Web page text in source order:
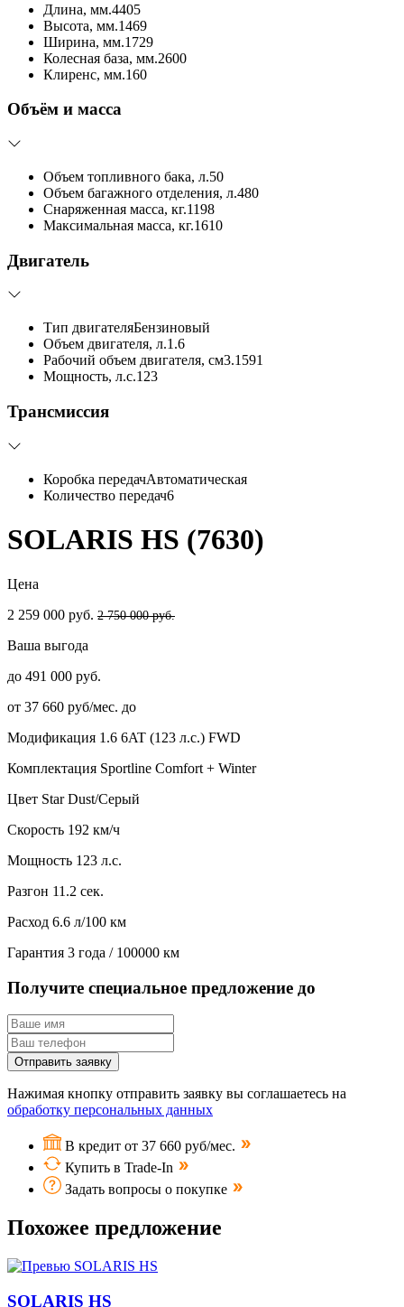
Длина, мм.4405
Высота, мм.1469
Ширина, мм.1729
Колесная база, мм.2600
Клиренс, мм.160
Объём и масса
Объем топливного бака, л.50
Объем багажного отделения, л.480
Снаряженная масса, кг.1198
Максимальная масса, кг.1610
Двигатель
Тип двигателяБензиновый
Объем двигателя, л.1.6
Рабочий объем двигателя, см3.1591
Мощность, л.с.123
Трансмиссия
Коробка передачАвтоматическая
Количество передач6
SOLARIS HS (7630)
Цена
2 259 000 руб. 2 750 000 руб.
Ваша выгода
до 491 000 руб.
от 37 660 руб/мес. до
Модификация 1.6 6AT (123 л.с.) FWD
Комплектация Sportline Comfort + Winter
Цвет Star Dust/Серый
Скорость 192 км/ч
Мощность 123 л.с.
Разгон 11.2 сек.
Расход 6.6 л/100 км
Гарантия 3 года / 100000 км
Получите специальное предложение до
Отправить заявку
Нажимая кнопку отправить заявку вы соглашаетесь на
обработку персональных данных
В кредит от 37 660 руб/мес.
Купить в Trade-In
Задать вопросы о покупке
Похожее предложение
SOLARIS HS